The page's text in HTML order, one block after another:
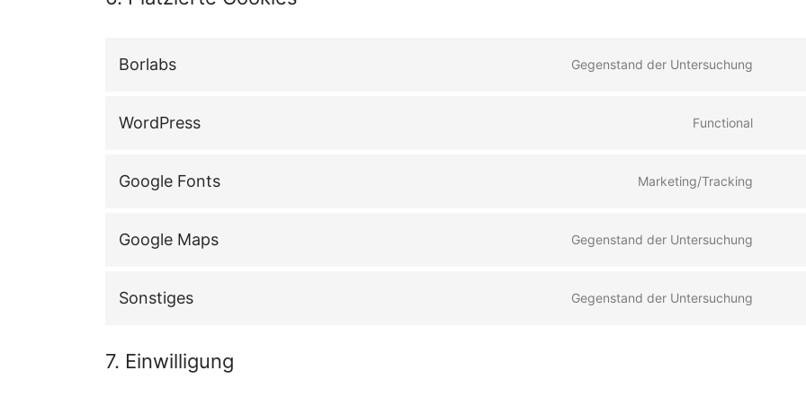
Borlabs Gegenstand der Untersuchung
WordPress Functional
Google Fonts Marketing/Tracking
Google Maps Gegenstand der Untersuchung
Sonstiges Gegenstand der Untersuchung
7. Einwilligung